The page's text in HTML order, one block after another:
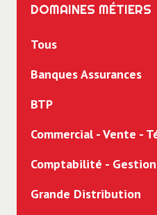
DOMAINES MÉTIERS
Tous
Banques Assurances
BTP
Commercial - Vente -
Comptabilité -
Grande Distribution